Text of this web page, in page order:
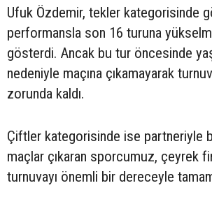
Ufuk Özdemir, tekler kategorisinde
performansla son 16 turuna
gösterdi. Ancak bu tur öncesinde
nedeniyle maçına çıkamayarak
zorunda kaldı.
Çiftler kategorisinde ise partneriyle
maçlar çıkaran sporcumuz, çeyrek
turnuvayı önemli bir dereceyle